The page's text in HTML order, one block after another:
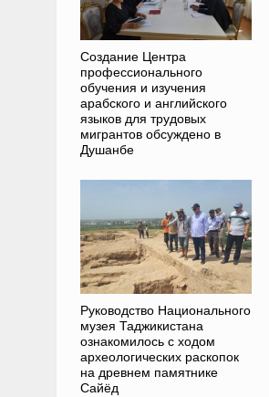
Создание Центра
профессионального
обучения и изучения
арабского и английского
языков для трудовых
мигрантов обсуждено в
Душанбе
Руководство Национального
музея Таджикистана
ознакомилось с ходом
археологических раскопок
на древнем памятнике
Сайёд